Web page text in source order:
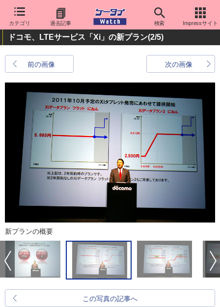
カテゴリ 過去記事 検索 Impressサイト
ドコモ、LTEサービス「Xi」の新プラン(2/5)
前の画像 次の画像
新プランの概要
この写真の記事へ